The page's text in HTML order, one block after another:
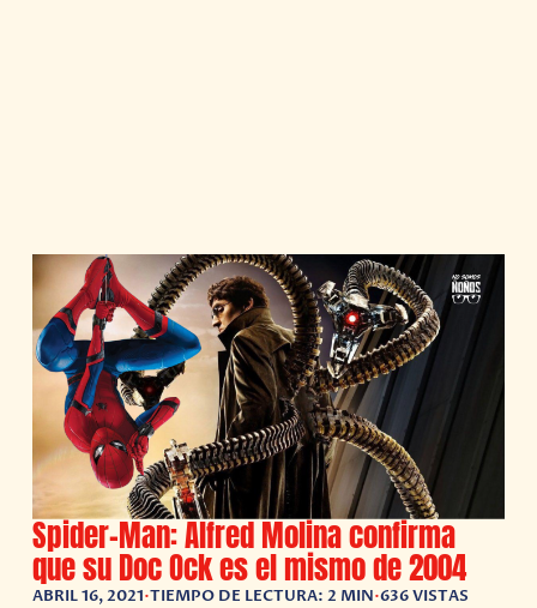
Spider-Man: Alfred Molina confirma
que su Doc Ock es el mismo de 2004
ABRIL 16, 2021•TIEMPO DE LECTURA: 2 MIN•636 VISTAS